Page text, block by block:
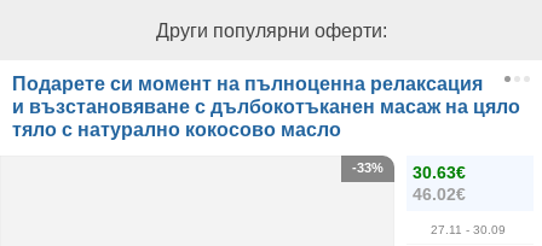
Други популярни оферти:
Подарете си момент на пълноценна релаксация
и възстановяване с дълбокотъканен масаж на цяло
тяло с натурално кокосово масло
30.63€
46.02€
27.11 - 30.09
-33%